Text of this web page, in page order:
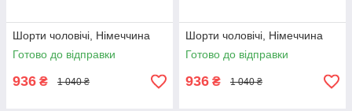
Шорти чоловічі, Німеччина
Готово до відправки
936 ₴ 1 040 ₴
Шорти чоловічі, Німеччина
Готово до відправки
936 ₴ 1 040 ₴